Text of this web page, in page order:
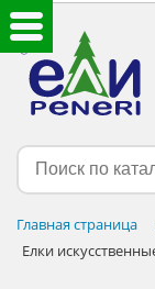
Главная страница
Елки
ЕЛКИ
ЕЛОЧНЫЕ
НОВОГОДНИЙ